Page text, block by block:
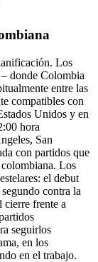
Los
donde Colombia
entre las
compatibles con
Unidos y en
hora
San
con partidos que
colombiana. Los
el debut
contra la
frente a
seguirlos
en los
en el trabajo.